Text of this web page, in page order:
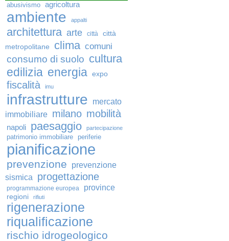
abusivismo agricoltura
ambiente appalti
architettura arte città
città
metropolitane
clima comuni
consumo di suolo cultura
edilizia energia expo
fiscalità imu
infrastrutture
mercato
immobiliare milano mobilità
napoli paesaggio partecipazione
patrimonio immobiliare periferie
pianificazione
prevenzione
prevenzione
sismica
progettazione
programmazione europea province
regioni rifiuti
rigenerazione
riqualificazione
rischio idrogeologico